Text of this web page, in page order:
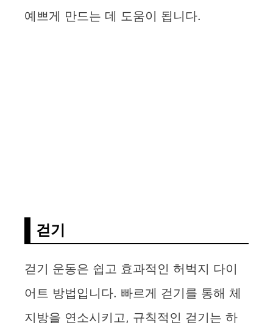
예쁘게 만드는 데 도움이 됩니다.
걷기
걷기 운동은 쉽고 효과적인 허벅지 다이
어트 방법입니다. 빠르게 걷기를 통해 체
지방을 연소시키고, 규칙적인 걷기는 하